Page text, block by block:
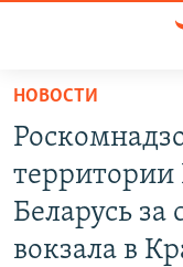
Вернуться
основному
содержанию
Вернутся
главной
СПЕЦПРОЕКТЫ
КАРТА ВОЕННЫХ
ВОДА
НОВОСТИ
территории
Беларусь за
вокзала в